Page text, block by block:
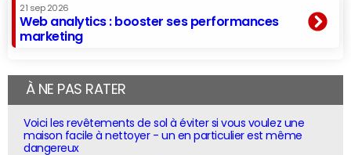
21 sep 2026
Web analytics : booster ses performances
marketing
À NE PAS RATER
Voici les revêtements de sol à éviter si vous voulez une
maison facile à nettoyer - un en particulier est même
dangereux